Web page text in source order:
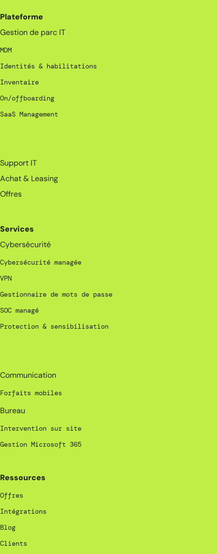
Plateforme
Gestion de parc IT
MDM
Identités & habilitations
Inventaire
On/offboarding
SaaS Management
Support IT
Achat & Leasing
Offres
Services
Cybersécurité
Cybersécurité managée
VPN
Gestionnaire de mots de passe
SOC managé
Protection & sensibilisation
Communication
Forfaits mobiles
Bureau
Intervention sur site
Gestion Microsoft 365
Ressources
Offres
Intégrations
Blog
Clients